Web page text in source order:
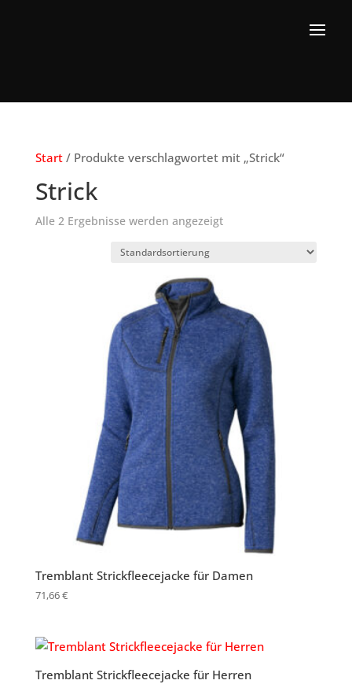
Start/ Produkte verschlagwortet mit „Strick“
Strick
Alle 2 Ergebnisse werden angezeigt
Tremblant Strickfleecejacke für Damen
71,66€
Tremblant Strickfleecejacke für Herren